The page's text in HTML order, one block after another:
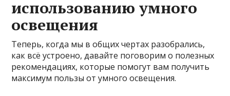
использованию умного
освещения
Теперь, когда мы в общих чертах разобрались,
как всё устроено, давайте поговорим о полезных
рекомендациях, которые помогут вам получить
максимум пользы от умного освещения.